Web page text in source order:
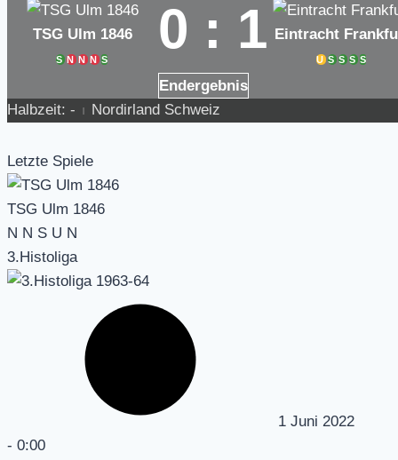
TSG Ulm 1846
SNNNS 0 : 1
Endergebnis
Eintracht
USSSS
Halbzeit: - Nordirland Schweiz
Letzte Spiele
TSG Ulm 1846
N N S U N
3.Histoliga
1 Juni 2022
- 0:00